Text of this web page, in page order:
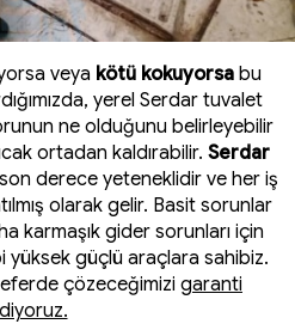
veya kötü kokuyorsa bu
yerel Serdar tuvalet
ne olduğunu belirleyebilir
ortadan kaldırabilir. Serdar
derece yeteneklidir ve her iş
olarak gelir. Basit sorunlar
karmaşık gider sorunları için
yüksek güçlü araçlara sahibiz.
çözeceğimizi garanti